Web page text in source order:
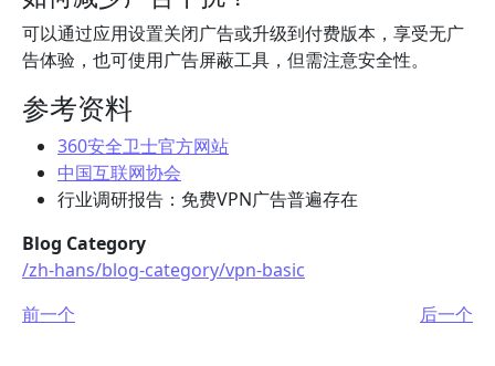
可以通过应用设置关闭广告或升级到付费版本，享受无广
告体验，也可使用广告屏蔽工具，但需注意安全性。
参考资料
360安全卫士官方网站
中国互联网协会
行业调研报告：免费VPN广告普遍存在
Blog Category
/zh-hans/blog-category/vpn-basic
前一个
后一个